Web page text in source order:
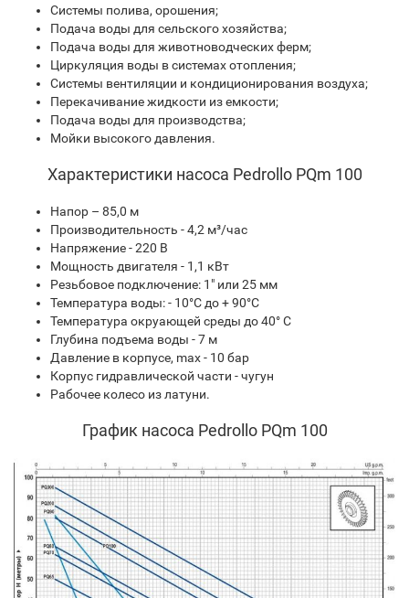
Системы полива, орошения;
Подача воды для сельского хозяйства;
Подача воды для животноводческих ферм;
Циркуляция воды в системах отопления;
Системы вентиляции и кондиционирования воздуха;
Перекачивание жидкости из емкости;
Подача воды для производства;
Мойки высокого давления.
Характеристики насоса Pedrollo PQm 100
Напор – 85,0 м
Производительность - 4,2 м³/час
Напряжение - 220 В
Мощность двигателя - 1,1 кВт
Резьбовое подключение: 1" или 25 мм
Температура воды: - 10°С до + 90°С
Температура окруающей среды до 40° С
Глубина подъема воды - 7 м
Давление в корпусе, max - 10 бар
Корпус гидравлической части - чугун
Рабочее колесо из латуни.
График насоса Pedrollo PQm 100